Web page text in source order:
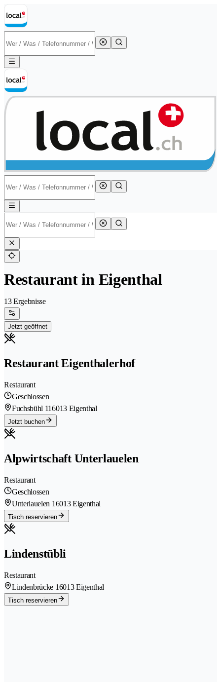
Restaurant in Eigenthal
13 Ergebnisse
Jetzt geöffnet
Restaurant Eigenthalerhof
Restaurant
Geschlossen
Fuchsbühl 116013 Eigenthal
Jetzt buchen
Alpwirtschaft Unterlauelen
Restaurant
Geschlossen
Unterlauelen 16013 Eigenthal
Tisch reservieren
Lindenstübli
Restaurant
Lindenbrücke 16013 Eigenthal
Tisch reservieren